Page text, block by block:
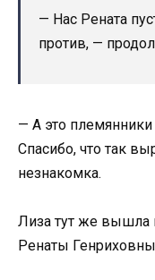
— Нас Рената
против, —
— А это племянники
Спасибо, что так
незнакомка.
Лиза тут же вышла
Ренаты